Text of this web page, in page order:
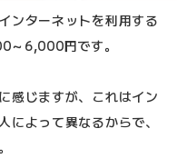
ンターネットを利用する
～6,000円です。
感じますが、これはイン
よって異なるからで、